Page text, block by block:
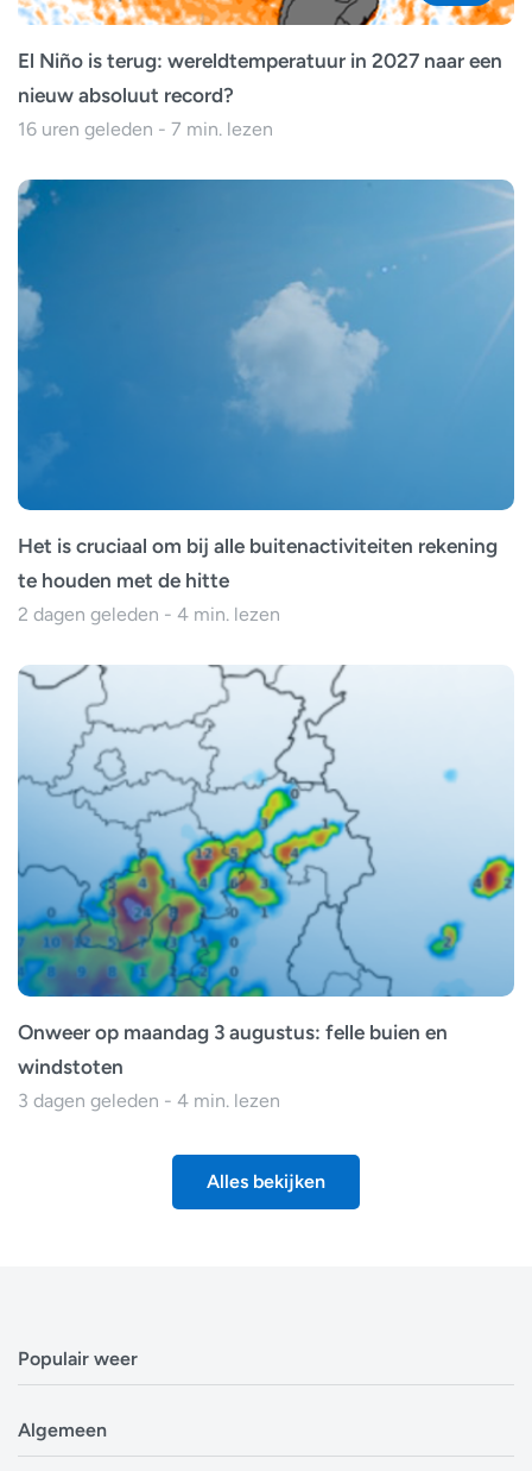
El Niño is terug: wereldtemperatuur in 2027 naar een
nieuw absoluut record?
16 uren geleden - 7 min. lezen
Het is cruciaal om bij alle buitenactiviteiten rekening
te houden met de hitte
2 dagen geleden - 4 min. lezen
Onweer op maandag 3 augustus: felle buien en
windstoten
3 dagen geleden - 4 min. lezen
Alles bekijken
Populair weer
Weerbericht Brussel
Algemeen